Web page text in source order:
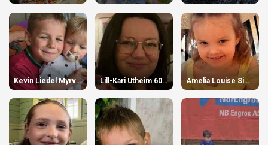
Kevin Liedel Myrvang 10 år Lill-Kari Utheim 60 år Amelia Louise Simonsen. 5 år